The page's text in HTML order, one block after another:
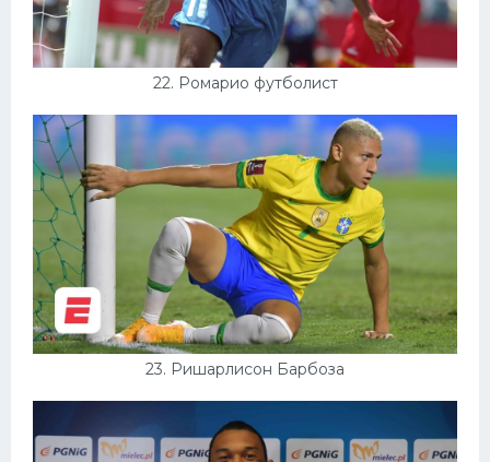
22. Ромарио футболист
23. Ришарлисон Барбоза